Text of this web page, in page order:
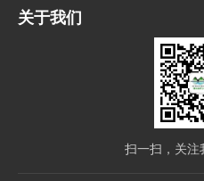
关于我们
扫一扫，关注